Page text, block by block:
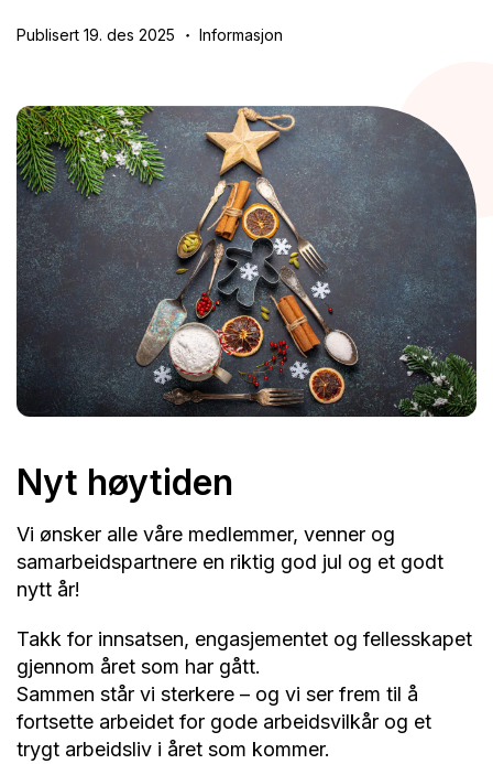
Publisert 19. des 2025 Informasjon
Nyt høytiden
Vi ønsker alle våre medlemmer, venner og
samarbeidspartnere en riktig god jul og et godt
nytt år!
Takk for innsatsen, engasjementet og fellesskapet
gjennom året som har gått.
Sammen står vi sterkere – og vi ser frem til å
fortsette arbeidet for gode arbeidsvilkår og et
trygt arbeidsliv i året som kommer.